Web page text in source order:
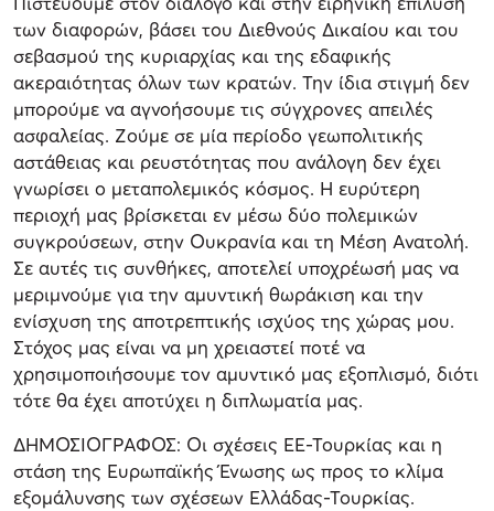
των διαφορών, βάσει του Διεθνούς Δικαίου και του
σεβασμού της κυριαρχίας και της εδαφικής
ακεραιότητας όλων των κρατών. Την ίδια στιγμή δεν
μπορούμε να αγνοήσουμε τις σύγχρονες απειλές
ασφαλείας. Ζούμε σε μία περίοδο γεωπολιτικής
αστάθειας και ρευστότητας που ανάλογη δεν έχει
γνωρίσει ο μεταπολεμικός κόσμος. Η ευρύτερη
περιοχή μας βρίσκεται εν μέσω δύο πολεμικών
συγκρούσεων, στην Ουκρανία και τη Μέση Ανατολή.
Σε αυτές τις συνθήκες, αποτελεί υποχρέωσή μας να
μεριμνούμε για την αμυντική θωράκιση και την
ενίσχυση της αποτρεπτικής ισχύος της χώρας μου.
Στόχος μας είναι να μη χρειαστεί ποτέ να
χρησιμοποιήσουμε τον αμυντικό μας εξοπλισμό, διότι
τότε θα έχει αποτύχει η διπλωματία μας.
ΔΗΜΟΣΙΟΓΡΑΦΟΣ: Οι σχέσεις ΕΕ-Τουρκίας και η
στάση της Ευρωπαϊκής Ένωσης ως προς το κλίμα
εξομάλυνσης των σχέσεων Ελλάδας-Τουρκίας.